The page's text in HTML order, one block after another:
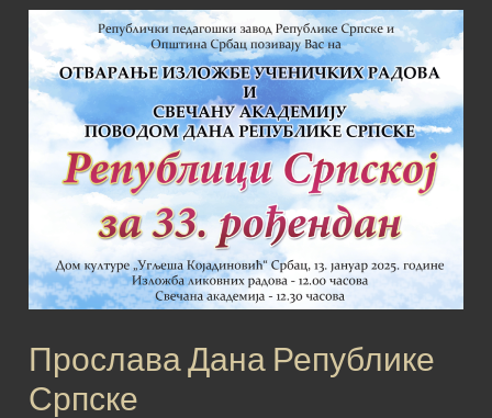
Прослава Дана Републике
Српске
Прослава
Дана
Републике
Српске